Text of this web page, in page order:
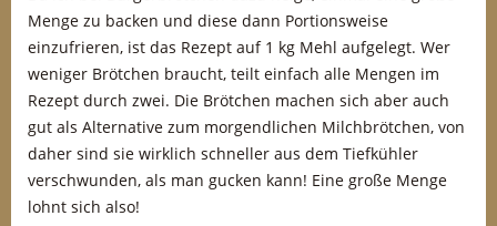
Menge zu backen und diese dann Portionsweise
einzufrieren, ist das Rezept auf 1 kg Mehl aufgelegt. Wer
weniger Brötchen braucht, teilt einfach alle Mengen im
Rezept durch zwei. Die Brötchen machen sich aber auch
gut als Alternative zum morgendlichen Milchbrötchen, von
daher sind sie wirklich schneller aus dem Tiefkühler
verschwunden, als man gucken kann! Eine große Menge
lohnt sich also!